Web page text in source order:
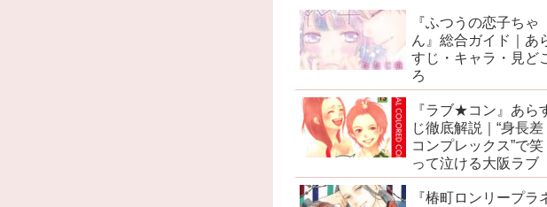
『ふつうの恋子ちゃ
ん』総合ガイド｜あ
すじ・キャラ・見ど
ろ
『ラブ★コン』あら
じ徹底解説｜“身長差
コンプレックス”で笑
って泣ける大阪ラブ
『椿町ロンリープラ